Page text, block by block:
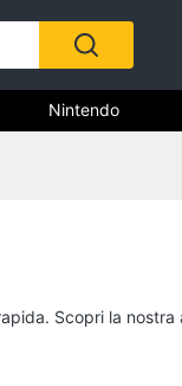
Nintendo
Scopri la